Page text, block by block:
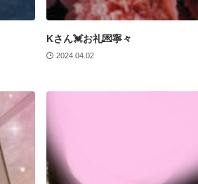
Kさん💓お礼💌寧々
2024.04.02